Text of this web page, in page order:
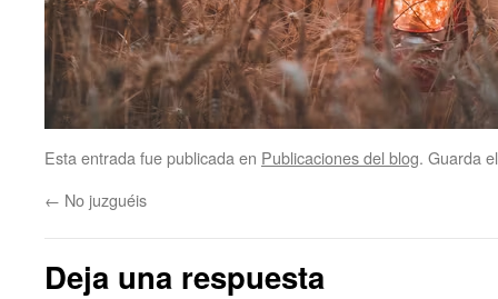
Esta entrada fue publicada en Publicaciones del blog. Guarda
← No juzguéis
Deja una respuesta